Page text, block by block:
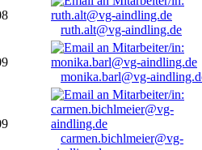
ruth.alt@vg-aindling.de
monika.barl@vg-
carmen.bichlmeier@vg-